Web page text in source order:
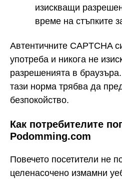
изискващи
време на стъпките
Автентичните CAPTCHA
употреба и никога не
разрешенията в
тази норма трябва да
безпокойство.
Как потребителите
Podomming.com
Повечето посетители не
целенасочено измамни